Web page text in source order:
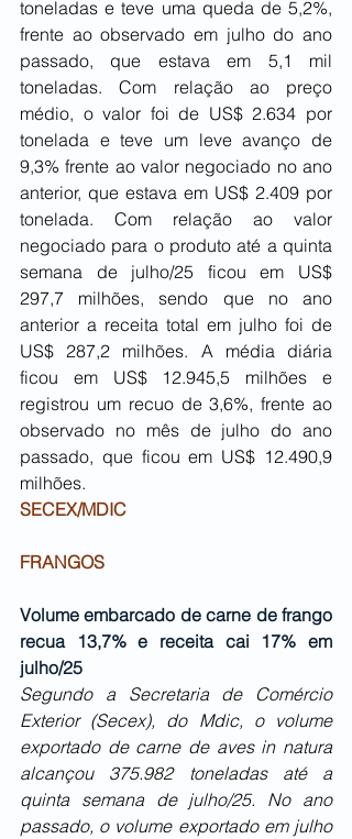
toneladas e teve uma queda de 5,2%,
frente ao observado em julho do ano
passado, que estava em 5,1 mil
toneladas. Com relação ao preço
médio, o valor foi de US$ 2.634 por
tonelada e teve um leve avanço de
9,3% frente ao valor negociado no ano
anterior, que estava em US$ 2.409 por
tonelada. Com relação ao valor
negociado para o produto até a quinta
semana de julho/25 ficou em US$
297,7 milhões, sendo que no ano
anterior a receita total em julho foi de
US$ 287,2 milhões. A média diária
ficou em US$ 12.945,5 milhões e
registrou um recuo de 3,6%, frente ao
observado no mês de julho do ano
passado, que ficou em US$ 12.490,9
milhões.
SECEX/MDIC
FRANGOS
Volume embarcado de carne de frango
recua 13,7% e receita cai 17% em
julho/25
Segundo a Secretaria de Comércio
Exterior (Secex), do Mdic, o volume
exportado de carne de aves in natura
alcançou 375.982 toneladas até a
quinta semana de julho/25. No ano
passado, o volume exportado em julho